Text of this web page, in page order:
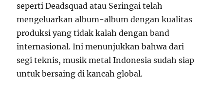
seperti Deadsquad atau Seringai telah
mengeluarkan album-album dengan kualitas
produksi yang tidak kalah dengan band
internasional. Ini menunjukkan bahwa dari
segi teknis, musik metal Indonesia sudah siap
untuk bersaing di kancah global.